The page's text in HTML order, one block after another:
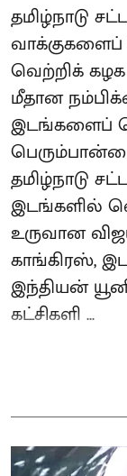
தமிழ்நாடு
வாக்குகளைப்
வெற்றிக்
மீதான
இடங்களைப்
தமிழ்நாடு
இடங்களில்
உருவான
காங்கிரஸ்,
இந்தியன்
கட்சிகளி ...